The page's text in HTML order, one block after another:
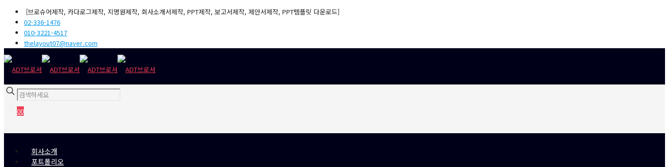
[브로슈어제작, 카다로그제작, 지명원제작, 회사소개서제작, PPT제작, 보고서제작, 제안서제작, PPT템플릿 다운로드]
02-336-1476
010-3221-4517
thelayout07@naver.com
00
회사소개
포트폴리오